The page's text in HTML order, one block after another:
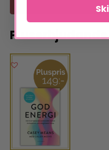
Pluserbjudande